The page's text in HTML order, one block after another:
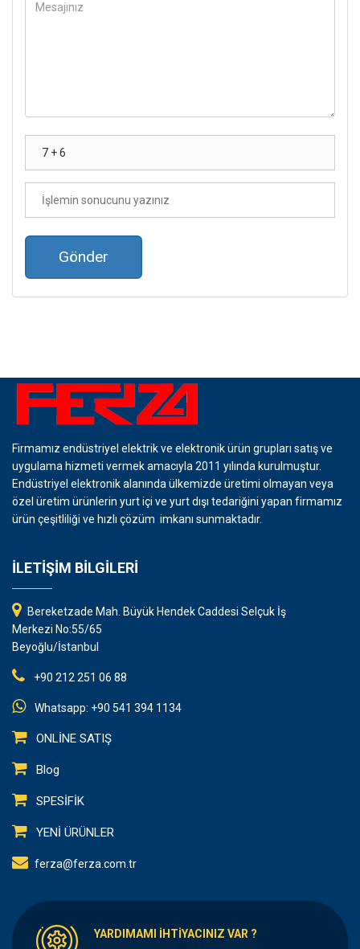
Gönder
Firmamız endüstriyel elektrik ve elektronik ürün grupları satış ve
uygulama hizmeti vermek amacıyla 2011 yılında kurulmuştur.
Endüstriyel elektronik alanında ülkemizde üretimi olmayan veya
özel üretim ürünlerin yurt içi ve yurt dışı tedariğini yapan firmamız
ürün çeşitliliği ve hızlı çözüm imkanı sunmaktadır.
İLETİŞİM BİLGİLERİ
Bereketzade Mah. Büyük Hendek Caddesi Selçuk İş
Merkezi No:55/65
Beyoğlu/İstanbul
+90 212 251 06 88
Whatsapp: +90 541 394 1134
ONLİNE SATIŞ
Blog
SPESİFİK
YENİ ÜRÜNLER
ferza@ferza.com.tr
YARDIMAMI İHTİYACINIZ VAR ?